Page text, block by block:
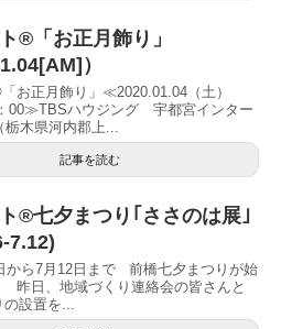
®「お正月飾り」
）
お正月飾り」≪2020.01.04（土）
00≫TBSハウジング 宇都宮インター
栃木県河内郡上...
記事を読む
®七夕まつり｢ささのは展｣
7.12)
から7月12日まで 前橋七夕まつりが始
日、地域づくり連絡会の皆さんと
設置を...